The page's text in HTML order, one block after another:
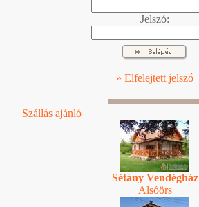
Jelszó:
» Elfelejtett jelszó
Szállás ajánló
Sétány Vendégház
Alsóörs